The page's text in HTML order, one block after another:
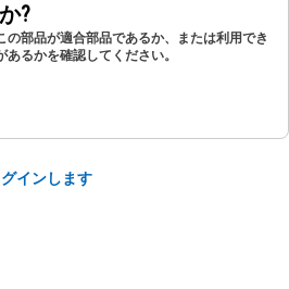
?
の部品が適合部品であるか、または利用でき
るかを確認してください。
インします